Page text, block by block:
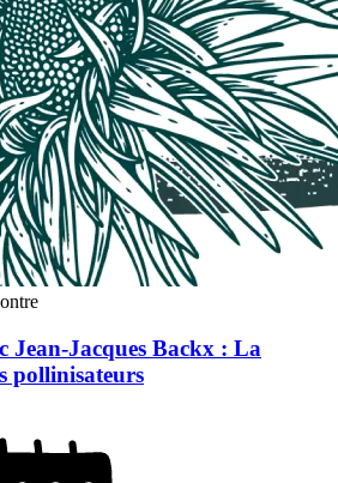
Jean-Jacques Backx : La
pollinisateurs